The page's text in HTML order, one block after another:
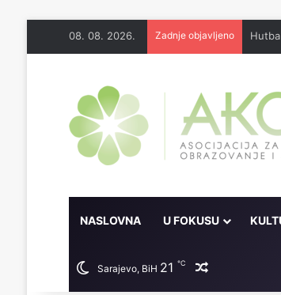
08. 08. 2026. Zadnje objavljeno
NASLOVNA U FOKUSU
Sarajevo, BiH 21 ℃ Random